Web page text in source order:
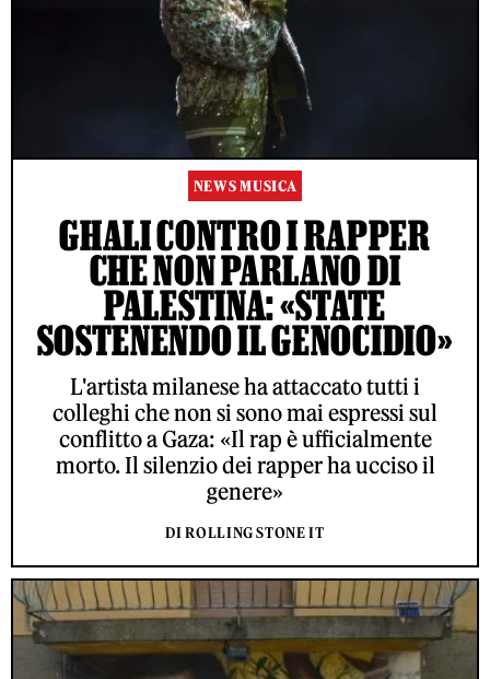
NEWS MUSICA
GHALI CONTRO I RAPPER
CHE NON PARLANO DI
PALESTINA: «STATE
SOSTENENDO IL GENOCIDIO»
L'artista milanese ha attaccato tutti i
colleghi che non si sono mai espressi sul
conflitto a Gaza: «Il rap è ufficialmente
morto. Il silenzio dei rapper ha ucciso il
genere»
DI ROLLING STONE IT